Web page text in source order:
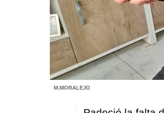
M.MORALEJO